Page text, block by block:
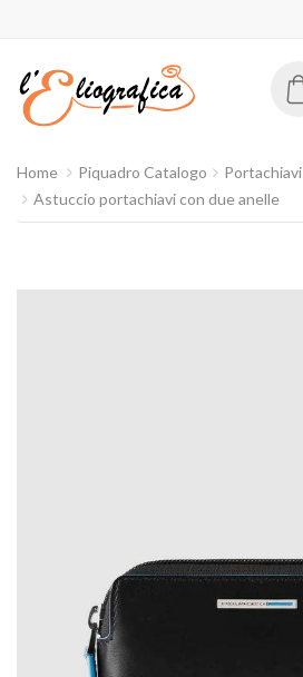
Home Piquadro Catalogo
Portachiavi
Astuccio portachiavi con due anelle